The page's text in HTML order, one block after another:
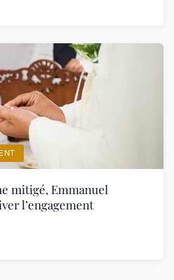
mitigé, Emmanuel
l’engagement